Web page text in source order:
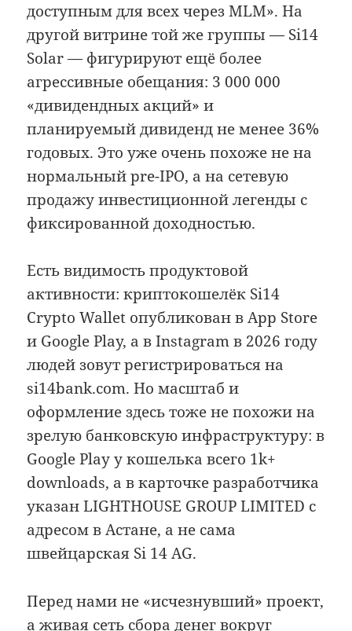
доступным для всех через MLM». На
другой витрине той же группы — Si14
Solar — фигурируют ещё более
агрессивные обещания: 3 000 000
«дивидендных акций» и
планируемый дивиденд не менее 36%
годовых. Это уже очень похоже не на
нормальный pre-IPO, а на сетевую
продажу инвестиционной легенды с
фиксированной доходностью.
Есть видимость продуктовой
активности: криптокошелёк Si14
Crypto Wallet опубликован в App Store
и Google Play, а в Instagram в 2026 году
людей зовут регистрироваться на
si14bank.com. Но масштаб и
оформление здесь тоже не похожи на
зрелую банковскую инфраструктуру: в
Google Play у кошелька всего 1k+
downloads, а в карточке разработчика
указан LIGHTHOUSE GROUP LIMITED с
адресом в Астане, а не сама
швейцарская Si 14 AG.
Перед нами не «исчезнувший» проект,
а живая сеть сбора денег вокруг